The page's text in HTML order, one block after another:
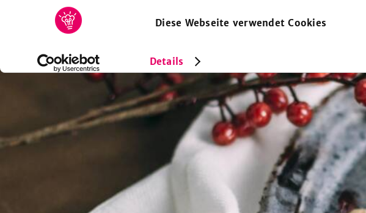
Diese Webseite verwendet Cookies
Details
REZEPTE SAMMLUNGEN MAGAZIN